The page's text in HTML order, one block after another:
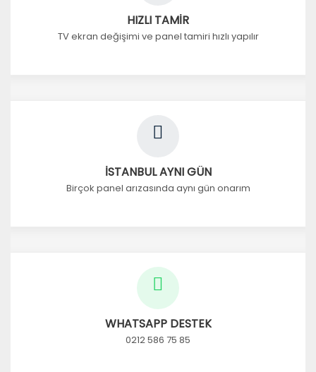
HIZLI TAMİR
TV ekran değişimi ve panel tamiri hızlı yapılır
İSTANBUL AYNI GÜN
Birçok panel arızasında aynı gün onarım
WHATSAPP DESTEK
0212 586 75 85